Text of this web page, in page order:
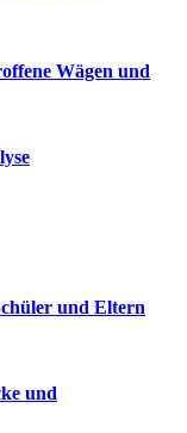
Wägen und
und Eltern
und